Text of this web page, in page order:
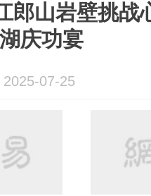
郎山岩壁挑战
庆功宴
07-25